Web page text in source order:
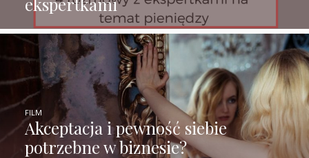
Akceptacja i pewność siebie
potrzebne w biznesie?
FILM